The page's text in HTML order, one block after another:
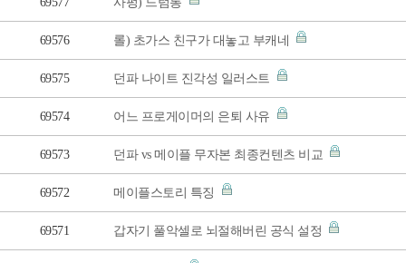
69576 롤) 초가스 친구가 대놓고 부캐네
69575 던파 나이트 진각성 일러스트
69574 어느 프로게이머의 은퇴 사유
69573 던파 vs 메이플 무자본 최종컨텐츠 비교
69572 메이플스토리 특징
69571 갑자기 풀악셀로 뇌절해버린 공식 설정